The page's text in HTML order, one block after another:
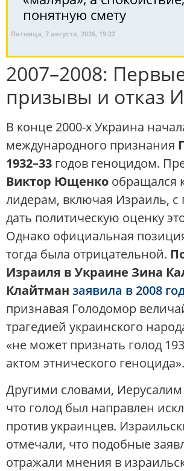
понятную смету
Пятница, 7 августа, 2026, 19:22
2007–2008:
призывы и отказ
В конце 2000-х Украина
международного признания
1932–33 годов геноцидом.
Виктор Ющенко обращался
лидерам, включая Израиль, с
дать политическую оценку
Однако официальная
тогда была отрицательной.
Израиля в Украине Зина
Клайтман заявила в 2008
признавая Голодомор
трагедией украинского
«не может признать голод
актом этнического геноцида»​.
Другими словами, Иерусалим
что голод был направлен
против украинцев.
отмечали, что подобные
отражали мнения в